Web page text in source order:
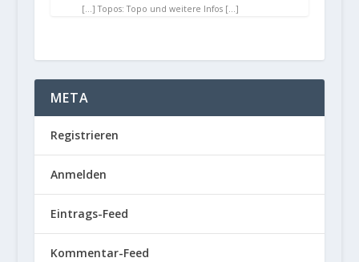
[…] Topos: Topo und weitere Infos […]
META
Registrieren
Anmelden
Eintrags-Feed
Kommentar-Feed